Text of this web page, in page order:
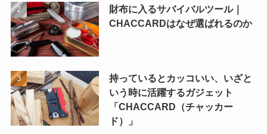
財布に入るサバイバルツール｜
CHACCARDはなぜ選ばれるのか
持っているとカッコいい、いざと
いう時に活躍するガジェット
「CHACCARD（チャッカー
ド）」